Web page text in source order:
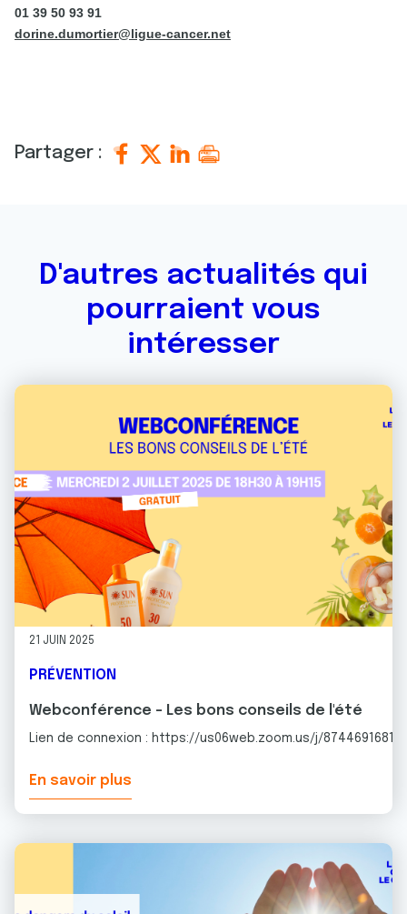
01 39 50 93 91
dorine.dumortier@ligue-cancer.net
Partager :
D'autres actualités qui
pourraient vous
intéresser
21 JUIN 2025
PRÉVENTION
Webconférence - Les bons conseils de l'été
Lien de connexion : https://us06web.zoom.us/j/87446916815
En savoir plus